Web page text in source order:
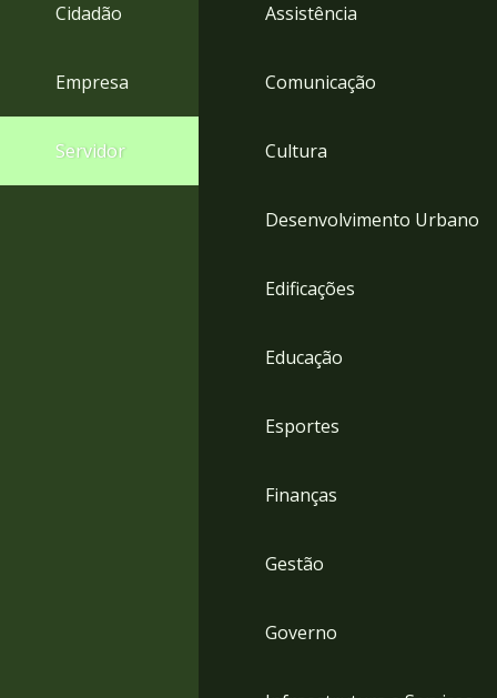
Cidadão
Empresa
Servidor
Assistência
Comunicação
Cultura
Desenvolvimento Urbano
Edificações
Educação
Esportes
Finanças
Gestão
Governo